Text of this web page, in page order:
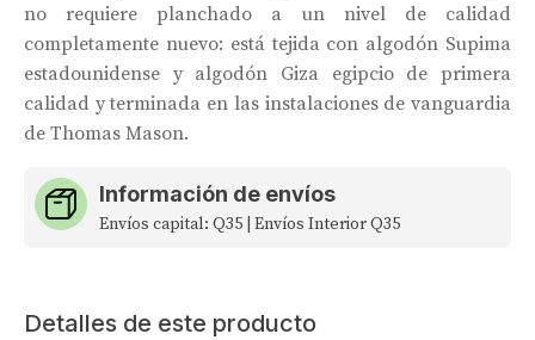
no requiere planchado a un nivel de calidad
completamente nuevo: está tejida con algodón Supima
estadounidense y algodón Giza egipcio de primera
calidad y terminada en las instalaciones de vanguardia
de Thomas Mason.
Información de envíos
Envíos capital: Q35 | Envíos Interior Q35
Detalles de este producto